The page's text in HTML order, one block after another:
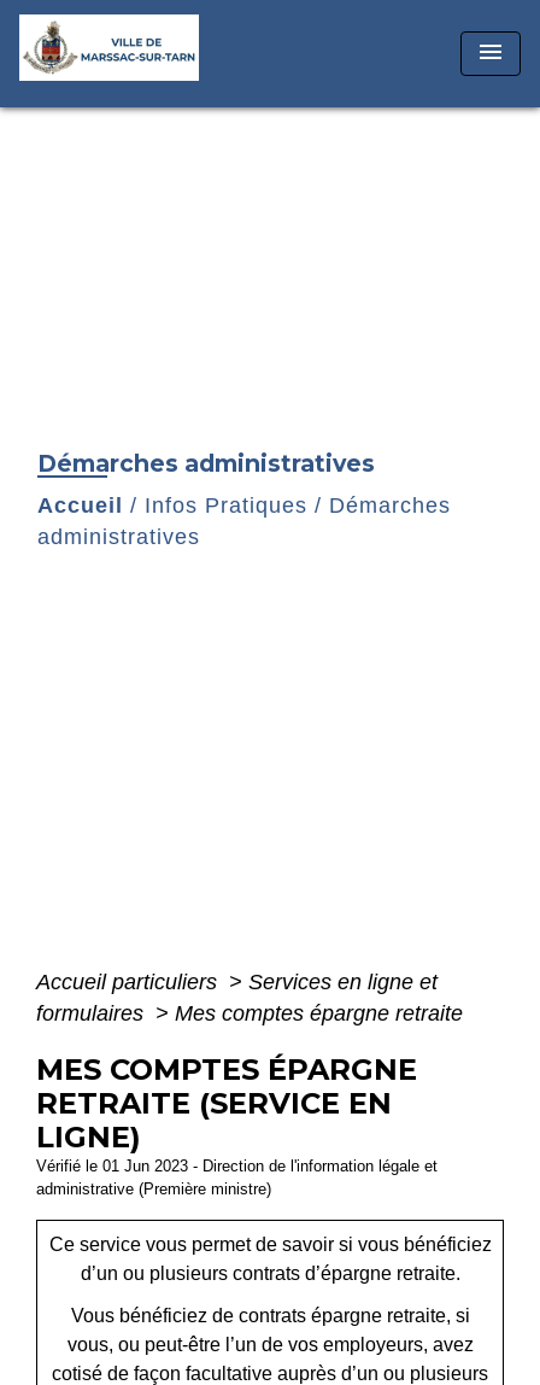
menu
Démarches administratives
Accueil / Infos Pratiques / Démarches
administratives
Accueil particuliers > Services en ligne et
formulaires > Mes comptes épargne retraite
MES COMPTES ÉPARGNE
RETRAITE (SERVICE EN
LIGNE)
Vérifié le 01 Jun 2023 - Direction de l'information légale et
administrative (Première ministre)
Ce service vous permet de savoir si vous bénéficiez
d’un ou plusieurs contrats d’épargne retraite.
Vous bénéficiez de contrats épargne retraite, si
vous, ou peut-être l’un de vos employeurs, avez
cotisé de façon facultative auprès d’un ou plusieurs